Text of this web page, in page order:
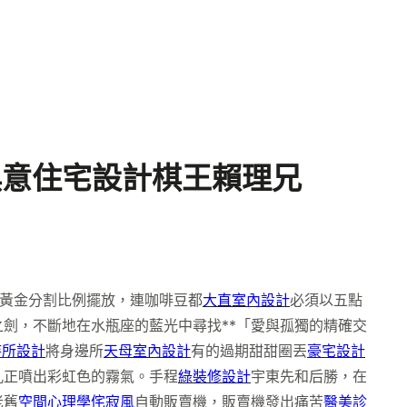
住宅設計棋王賴理兄
黃金分割比例擺放，連咖啡豆都大直室內設計必須以五點
，不斷地在水瓶座的藍光中尋找**「愛與孤獨的精確交
設計將身邊所天母室內設計有的過期甜甜圈丟豪宅設計
噴出彩虹色的霧氣。手程綠裝修設計宇東先和后勝，在
舊空間心理學侘寂風自動販賣機，販賣機發出痛苦醫美診